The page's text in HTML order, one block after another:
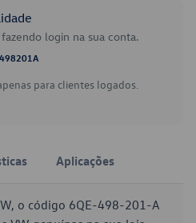
login na sua conta.
para clientes logados.
Aplicações
o código 6QE-498-201-A